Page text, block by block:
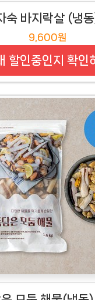
숙 바지락살 (냉
9,600원
할인중인지 확인